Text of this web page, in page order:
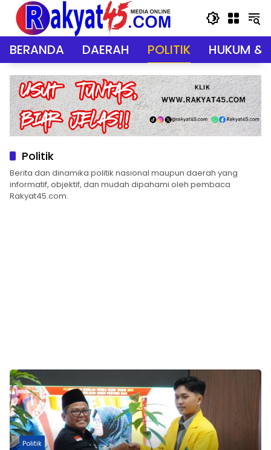
Langsung
konten
BERANDA DAERAH POLITIK HUKUM &
Politik
Berita dan dinamika politik nasional maupun daerah yang
informatif, objektif, dan mudah dipahami oleh pembaca
Rakyat45.com.
Politik